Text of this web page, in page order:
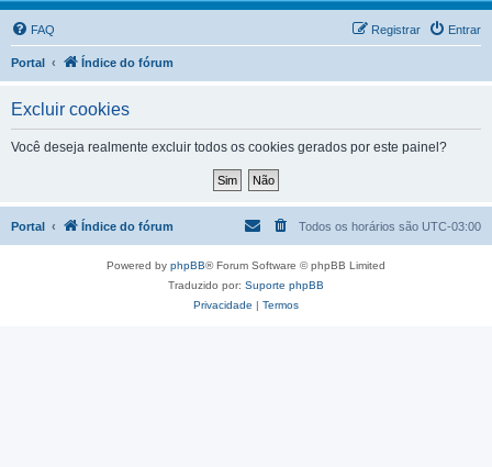
FAQ Entrar
Registrar
Portal Índice do fórum
Excluir cookies
Você deseja realmente excluir todos os cookies gerados por este painel?
Portal Índice do fórum Todos os horários são UTC-03:00
Powered by phpBB® Forum Software © phpBB Limited
Traduzido por: Suporte phpBB
Privacidade | Termos